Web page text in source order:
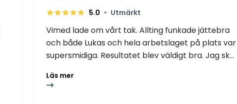
5.0 • Utmärkt
Vimed lade om vårt tak. Allting funkade jättebra
och både Lukas och hela arbetslaget på plats var
supersmidiga. Resultatet blev väldigt bra. Jag sk...
Läs mer